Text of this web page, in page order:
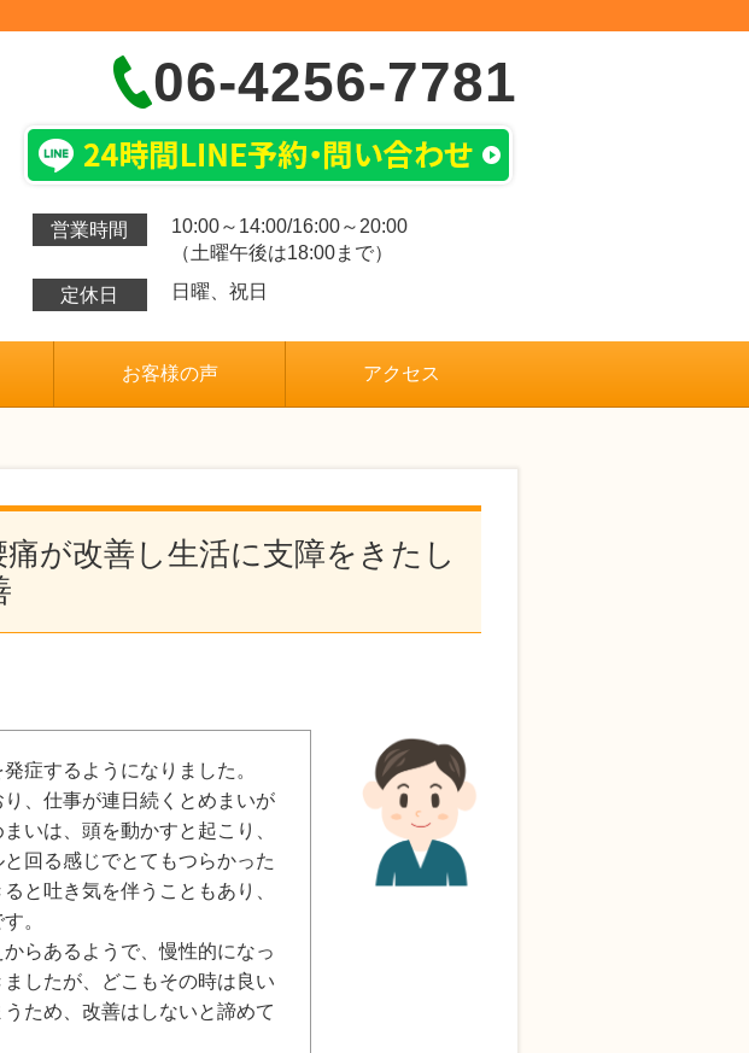
06-4256-7781
営業時間
10:00～14:00/16:00～20:00
（土曜午後は18:00まで）
定休日 日曜、祝日
お客様の声 アクセス
が改善し生活に支障をきたし
症するようになりました。
、仕事が連日続くとめまいが
いは、頭を動かすと起こり、
回る感じでとてもつらかった
と吐き気を伴うこともあり、
。
らあるようで、慢性的になっ
したが、どこもその時は良い
ため、改善はしないと諦めて